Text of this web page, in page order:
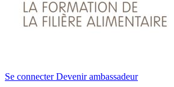
Se connecterDevenir ambassadeur